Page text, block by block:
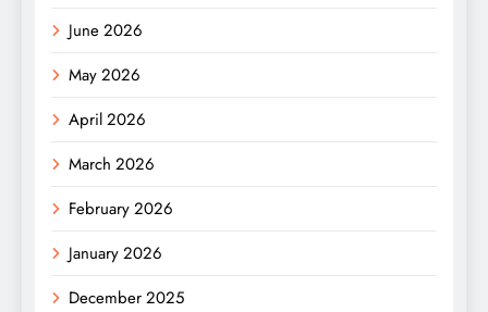
June 2026
May 2026
April 2026
March 2026
February 2026
January 2026
December 2025